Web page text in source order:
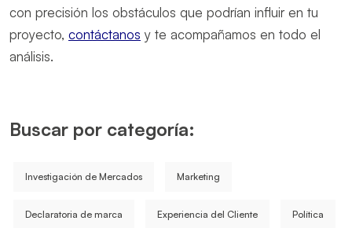
con precisión los obstáculos que podrían influir en tu
proyecto, contáctanos y te acompañamos en todo el
análisis.
Buscar por categoría:
Investigación de Mercados Marketing
Declaratoria de marca Experiencia del Cliente Política